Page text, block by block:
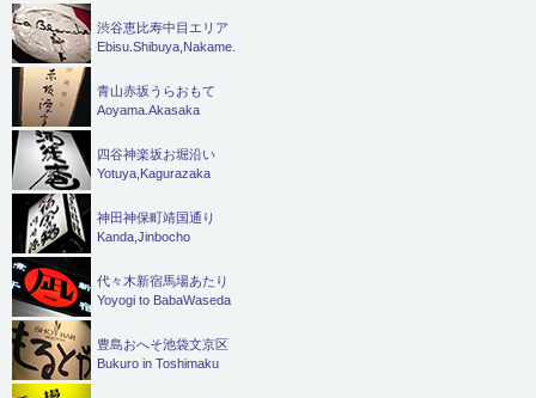
渋谷恵比寿中目エリア
Ebisu.Shibuya,Nakame.
青山赤坂うらおもて
Aoyama.Akasaka
四谷神楽坂お堀沿い
Yotuya,Kagurazaka
神田神保町靖国通り
Kanda,Jinbocho
代々木新宿馬場あたり
Yoyogi to BabaWaseda
豊島おへそ池袋文京区
Bukuro in Toshimaku